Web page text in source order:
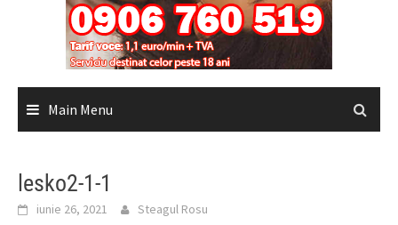
Main Menu
lesko2-1-1
iunie 26, 2021 Steagul Rosu